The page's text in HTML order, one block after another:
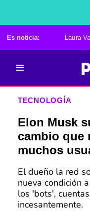
Es noticia: Laura
TECNOLOGÍA
Elon Musk
cambio que
muchos
El dueño la red
nueva condición
los 'bots',
incesantemente.